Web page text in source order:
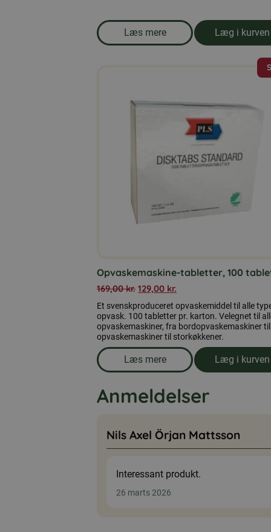
Læs mere
om produkten Andefoder,
Læg i kurven
Opvaskemaskine-tabletter, 100
169,00kr. 129,00 kr.
Et svenskproduceret opvaskemiddel til alle
opvask. 100 tabletter pr. karton. Velegnet til
opvaskemaskiner, fra bordopvaskemaskiner til
opvaskemaskiner til storkøkkener.
Læs mere
om produkten
Læg i kurven
Anmeldelser
Nils Axel Örjan Mattsson
Interessant produkt.
26 marts 2026